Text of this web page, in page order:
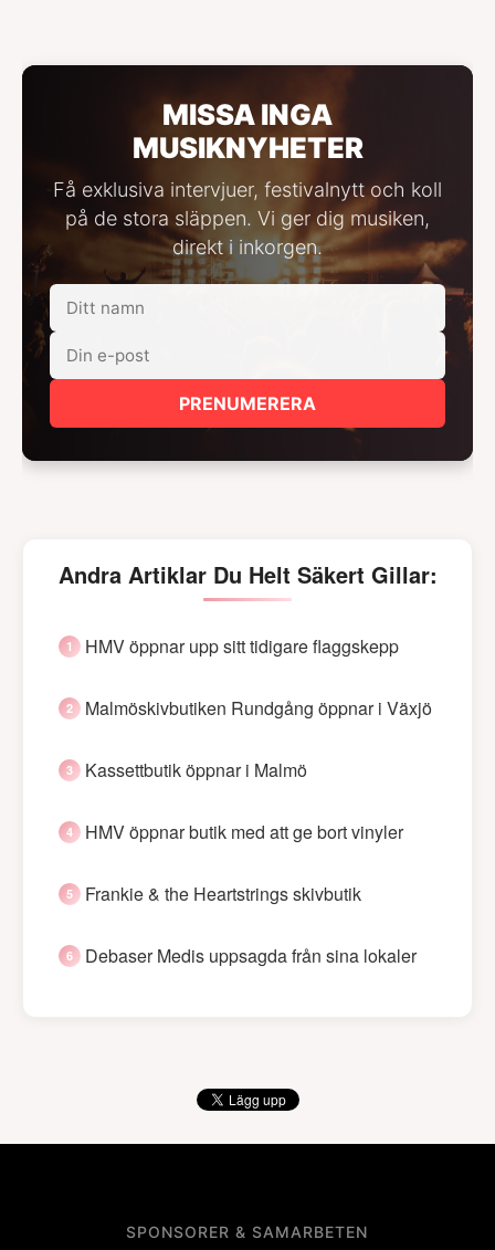
MISSA INGA
MUSIKNYHETER
Få exklusiva intervjuer, festivalnytt och koll
på de stora släppen. Vi ger dig musiken,
direkt i inkorgen.
PRENUMERERA
Andra Artiklar Du Helt Säkert Gillar:
HMV öppnar upp sitt tidigare flaggskepp
Malmöskivbutiken Rundgång öppnar i Växjö
Kassettbutik öppnar i Malmö
HMV öppnar butik med att ge bort vinyler
Frankie & the Heartstrings skivbutik
Debaser Medis uppsagda från sina lokaler
SPONSORER & SAMARBETEN